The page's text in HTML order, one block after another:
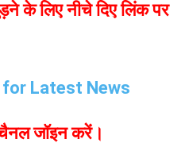
लिए नीचे दिए लिंक पर
Latest News
चैनल जॉइन करें।